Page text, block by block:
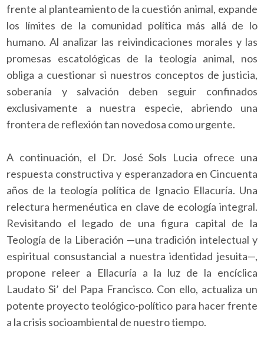
frente al planteamiento de la cuestión animal, expande
los límites de la comunidad política más allá de lo
humano. Al analizar las reivindicaciones morales y las
promesas escatológicas de la teología animal, nos
obliga a cuestionar si nuestros conceptos de justicia,
soberanía y salvación deben seguir confinados
exclusivamente a nuestra especie, abriendo una
frontera de reflexión tan novedosa como urgente.
A continuación, el Dr. José Sols Lucia ofrece una
respuesta constructiva y esperanzadora en Cincuenta
años de la teología política de Ignacio Ellacuría. Una
relectura hermenéutica en clave de ecología integral.
Revisitando el legado de una figura capital de la
Teología de la Liberación —una tradición intelectual y
espiritual consustancial a nuestra identidad jesuita—,
propone releer a Ellacuría a la luz de la encíclica
Laudato Si’ del Papa Francisco. Con ello, actualiza un
potente proyecto teológico-político para hacer frente
a la crisis socioambiental de nuestro tiempo.